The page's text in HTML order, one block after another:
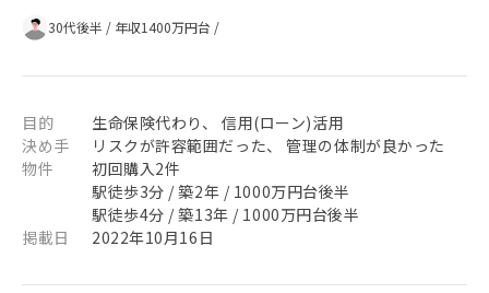
30代後半 / 年収1400万円台 /
目的
生命保険代わり、 信用(ローン)活用
決め手
リスクが許容範囲だった、 管理の体制が良かった
物件
初回購入2件
駅徒歩3分 / 築2年 / 1000万円台後半
駅徒歩4分 / 築13年 / 1000万円台後半
掲載日
2022年10月16日